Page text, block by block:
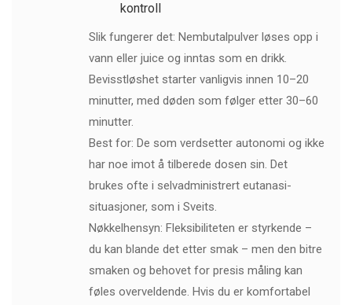
kontroll
Slik fungerer det: Nembutalpulver løses opp i
vann eller juice og inntas som en drikk.
Bevisstløshet starter vanligvis innen 10–20
minutter, med døden som følger etter 30–60
minutter.
Best for: De som verdsetter autonomi og ikke
har noe imot å tilberede dosen sin. Det
brukes ofte i selvadministrert eutanasi-
situasjoner, som i Sveits.
Nøkkelhensyn: Fleksibiliteten er styrkende –
du kan blande det etter smak – men den bitre
smaken og behovet for presis måling kan
føles overveldende. Hvis du er komfortabel